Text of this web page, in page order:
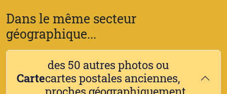
Dans le même secteur
géographique...
Carte
des 50 autres photos ou
cartes postales anciennes,
proches géographiquement